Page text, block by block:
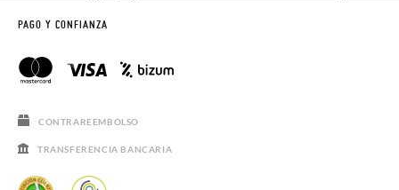
PAGO Y CONFIANZA
CONTRAREEMBOLSO
TRANSFERENCIA BANCARIA